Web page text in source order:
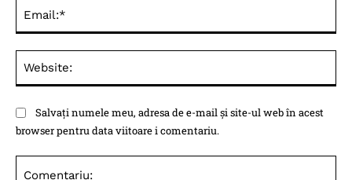
Salvați numele meu, adresa de e-mail și site-ul web în acest
browser pentru data viitoare i comentariu.